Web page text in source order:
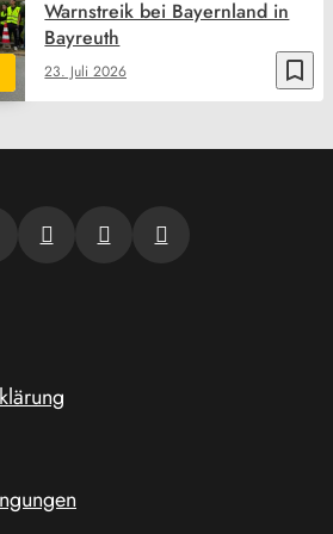
bookmark_border
23. Juli 2026
Warnstreik bei Bayernland in
Bayreuth